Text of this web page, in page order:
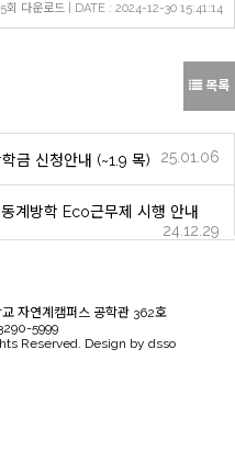
회 다운로드 | DATE : 2024-12-30 15:41:14
목록
금 신청안내 (~1.9 목) 25.01.06
계방학 Eco근무제 시행 안내
24.12.29
자연계캠퍼스 공학관 362호
5999
Reserved. Design by dsso